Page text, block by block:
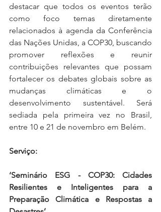
destacar que todos os eventos terão
como foco temas diretamente
relacionados à agenda da Conferência
das Nações Unidas, a COP30, buscando
promover reflexões e reunir
contribuições relevantes que possam
fortalecer os debates globais sobre as
mudanças climáticas e o
desenvolvimento sustentável. Será
sediada pela primeira vez no Brasil,
entre 10 e 21 de novembro em Belém.
Serviço:
‘Seminário ESG - COP30: Cidades
Resilientes e Inteligentes para a
Preparação Climática e Respostas a